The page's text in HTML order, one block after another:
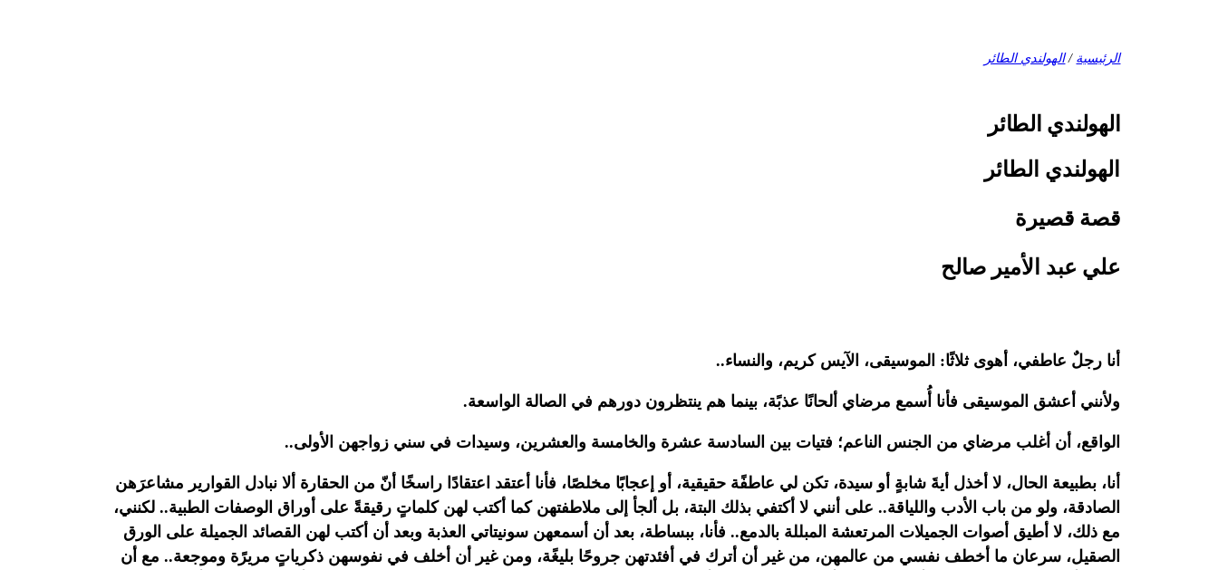
الرئيسية /الهولندي الطائر
الهولندي الطائر
الهولندي الطائر
قصة قصيرة
علي عبد الأمير صالح
أنا رجلٌ عاطفي، أهوى ثلاثًا: الموسيقى، الآيس كريم، والنساء..‏
ولأنني أعشق الموسيقى فأنا أُسمع مرضاي ألحانًا عذبًة، بينما هم ينتظرون دورهم في الصالة الواسعة.‏
الواقع، أن أغلب مرضاي من الجنس الناعم؛ فتيات بين السادسة عشرة والخامسة والعشرين، وسيدات في سني زواجهن الأولى..‏
أنا، بطبيعة الحال، لا أخذل أيةَ شابةٍ أو سيدة، تكن لي عاطفًة حقيقية، أو إعجابًا مخلصًا، فأنا أعتقد اعتقادًا راسخًا أنّ من الحقارة ألا نبادل القوارير مشاعرَهن
الصادقة، ولو من باب الأدب واللياقة.. على أنني لا أكتفي بذلك البتة، بل ألجأ إلى ملاطفتهن كما أكتب لهن كلماتٍ رقيقةً على أوراق الوصفات الطبية.. لكنني،
مع ذلك، لا أطيق أصوات الجميلات المرتعشة المبللة بالدمع.. فأنا، ببساطة، بعد أن أسمعهن سونيتاتي العذبة وبعد أن أكتب لهن القصائد الجميلة على الورق
الصقيل، سرعان ما أخطف نفسي من عالمهن، من غير أن أترك في أفئدتهن جروحًا بليغًة، ومن غير أن أخلف في نفوسهن ذكرياتٍ مريرًة وموجعة.. مع أن